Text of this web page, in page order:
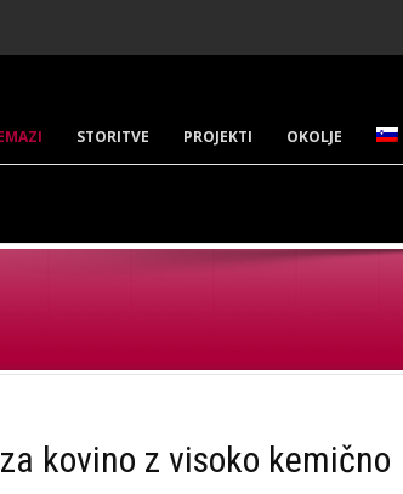
STORITVE PROJEKTI OKOLJE
kovino z visoko kemično